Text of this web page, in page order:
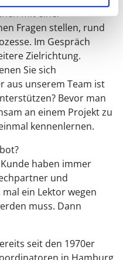
mit einer
Fragen stellen, rund
Im Gespräch
Zielrichtung.
Sie sich
aus unserem Team ist
Bevor man
an einem Projekt zu
kennenlernen.
haben immer
und
ein Lektor wegen
muss. Dann
seit den 1970er